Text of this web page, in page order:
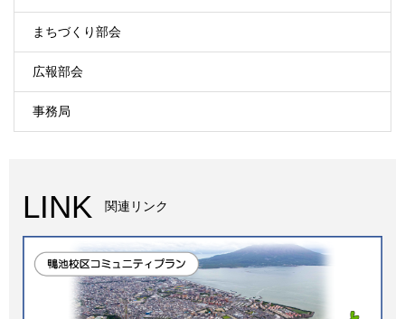
まちづくり部会
広報部会
事務局
LINK 関連リンク